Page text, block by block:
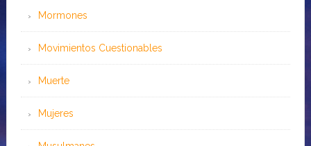
Mormones
Movimientos Cuestionables
Muerte
Mujeres